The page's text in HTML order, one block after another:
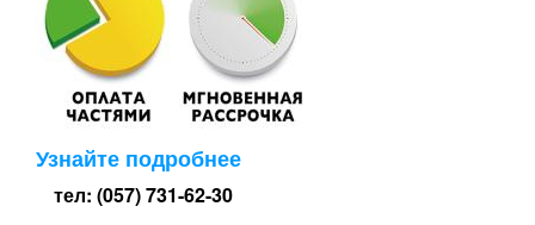
Узнайте подробнее
тел: (057) 731-62-30